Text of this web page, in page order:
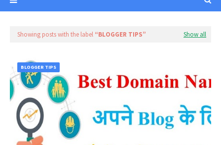
Showing posts with the label BLOGGER TIPS Show all
BLOGGER TIPS